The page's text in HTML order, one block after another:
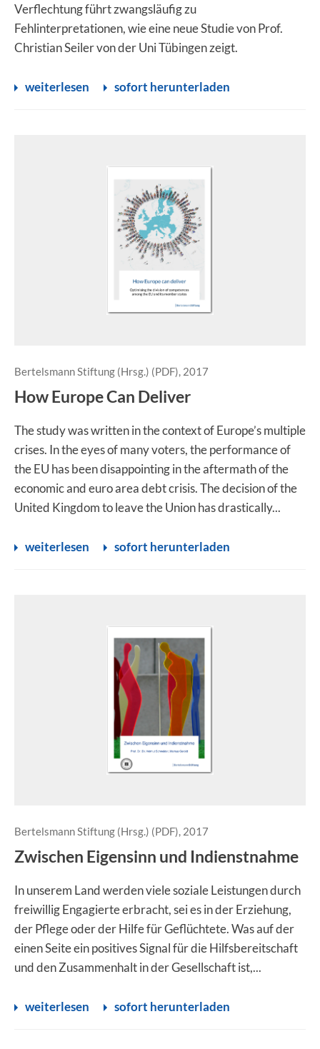
Verflechtung führt zwangsläufig zu
Fehlinterpretationen, wie eine neue Studie von Prof.
Christian Seiler von der Uni Tübingen zeigt.
weiterlesen sofort herunterladen
Bertelsmann Stiftung (Hrsg.) (PDF), 2017
How Europe Can Deliver
The study was written in the context of Europe’s multiple
crises. In the eyes of many voters, the performance of
the EU has been disappointing in the aftermath of the
economic and euro area debt crisis. The decision of the
United Kingdom to leave the Union has drastically...
weiterlesen sofort herunterladen
Bertelsmann Stiftung (Hrsg.) (PDF), 2017
Zwischen Eigensinn und Indienstnahme
In unserem Land werden viele soziale Leistungen durch
freiwillig Engagierte erbracht, sei es in der Erziehung,
der Pflege oder der Hilfe für Geflüchtete. Was auf der
einen Seite ein positives Signal für die Hilfsbereitschaft
und den Zusammenhalt in der Gesellschaft ist,...
weiterlesen sofort herunterladen